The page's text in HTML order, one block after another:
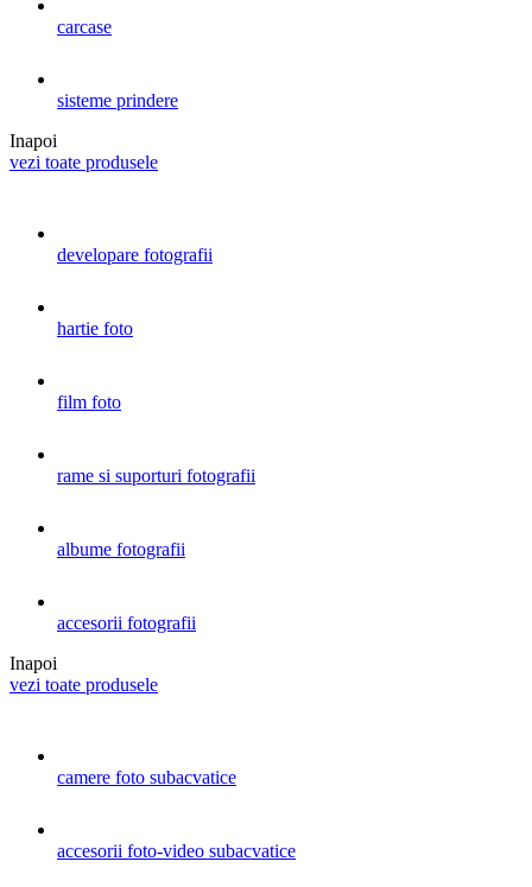
carcase
sisteme prindere
Inapoi
vezi toate produsele
developare fotografii
hartie foto
film foto
rame si suporturi fotografii
albume fotografii
accesorii fotografii
Inapoi
vezi toate produsele
camere foto subacvatice
accesorii foto-video subacvatice